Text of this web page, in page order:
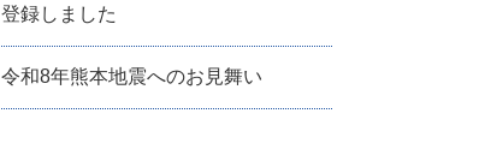
登録しました
令和8年熊本地震へのお見舞い